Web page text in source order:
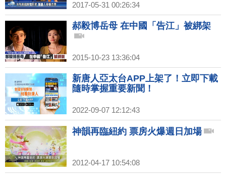
2017-05-31 00:26:34
郝毅博岳母 在中國「告江」被綁架
2015-10-23 13:36:04
新唐人亞太台APP上架了！立即下載
隨時掌握重要新聞！
2022-09-07 12:12:43
神韻再臨紐約 票房火爆週日加場
2012-04-17 10:54:08